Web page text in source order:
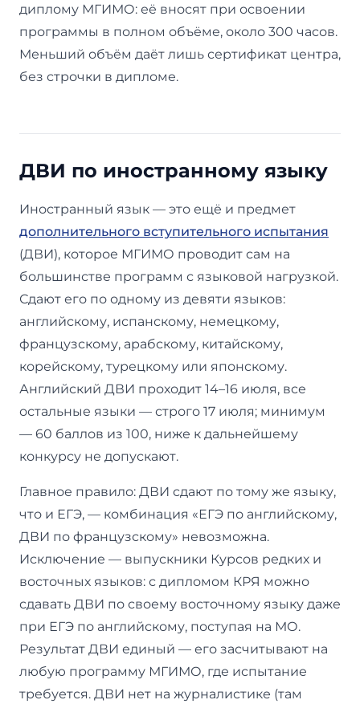
диплому МГИМО: её вносят при освоении
программы в полном объёме, около 300 часов.
Меньший объём даёт лишь сертификат центра,
без строчки в дипломе.
ДВИ по иностранному языку
Иностранный язык — это ещё и предмет
дополнительного вступительного испытания
(ДВИ), которое МГИМО проводит сам на
большинстве программ с языковой нагрузкой.
Сдают его по одному из девяти языков:
английскому, испанскому, немецкому,
французскому, арабскому, китайскому,
корейскому, турецкому или японскому.
Английский ДВИ проходит 14–16 июля, все
остальные языки — строго 17 июля; минимум
— 60 баллов из 100, ниже к дальнейшему
конкурсу не допускают.
Главное правило: ДВИ сдают по тому же языку,
что и ЕГЭ, — комбинация «ЕГЭ по английскому,
ДВИ по французскому» невозможна.
Исключение — выпускники Курсов редких и
восточных языков: с дипломом КРЯ можно
сдавать ДВИ по своему восточному языку даже
при ЕГЭ по английскому, поступая на МО.
Результат ДВИ единый — его засчитывают на
любую программу МГИМО, где испытание
требуется. ДВИ нет на журналистике (там